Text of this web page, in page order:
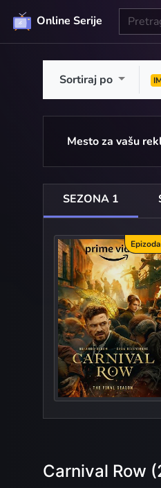
Online Serije
Sortiraj po
Mesto za vašu
SEZONA 1
Some Dark Go
Carnival Row